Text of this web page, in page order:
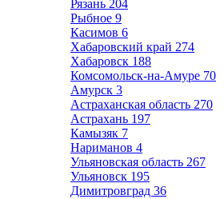
Рязань 204
Рыбное 9
Касимов 6
Хабаровский край 274
Хабаровск 188
Комсомольск-на-Амуре 70
Амурск 3
Астраханская область 270
Астрахань 197
Камызяк 7
Нариманов 4
Ульяновская область 267
Ульяновск 195
Димитровград 36